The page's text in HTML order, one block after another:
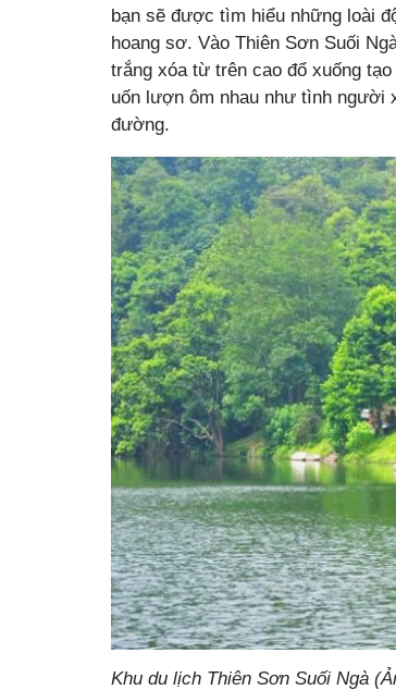
bạn sẽ được tìm hiểu những loài
hoang sơ. Vào Thiên Sơn Suối
trắng xóa từ trên cao đổ xuống
uốn lượn ôm nhau như tình người
đường.
Khu du lịch Thiên Sơn Suối Ngà